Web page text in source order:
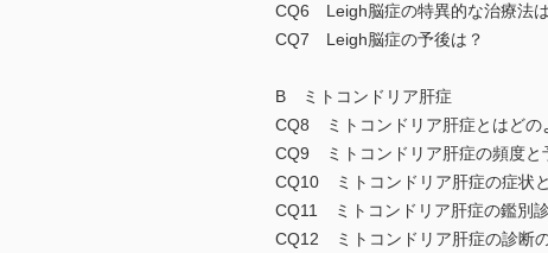
CQ6 Leigh脳症の特異的な治療法
CQ7 Leigh脳症の予後は？
B ミトコンドリア肝症
CQ8 ミトコンドリア肝症とはどの
CQ9 ミトコンドリア肝症の頻度と
CQ10 ミトコンドリア肝症の症状
CQ11 ミトコンドリア肝症の鑑別
CQ12 ミトコンドリア肝症の診断